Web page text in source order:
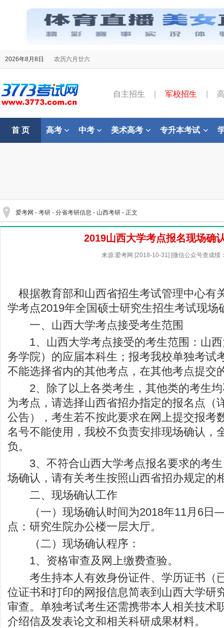
2026年8月8日 农历六月廿六
自主招生 军校招生
首 页 高考 中考 美术高考 专升本考试
爱考网 - 考研 - 分省考研信息 - 山西考研 - 正文
2019山西大学考点报名现场确
来源:爱考网 [2018-10-31] [微信公众号查成绩
根据教育部和山西省招生考试管理中心有
学考点2019年全国硕士研究生招生考试现场
一、山西大学考点接受考生范围
1、山西大学考点接受的考生范围：山西
务学院）的应届本科生；报考我校单独考试
不能选择省内的其他考点，在其他考点提交
2、除了以上各类考生，其他类的考生均
为考点，请选择山西省招办指定的报名点（
公告），考生若不按此要求在网上提交报考
名号不能使用，我校不负责安排现场确认，
负。
3、不符合山西大学考点报名要求的考生
场确认，请有关考生按照山西省招办规定的
二、现场确认工作
（一）现场确认时间为2018年11月6日
点：研究生院办公楼一层大厅。
（二）现场确认程序：
1、资格审查及网上缴费查验。
考生持本人有效身份证件、学历证书（
位证书和打印的网报信息简表到山西大学研
审查。单独考试考生还需携带本人相关技术
介绍信及发表论文和相关科研成果材料。